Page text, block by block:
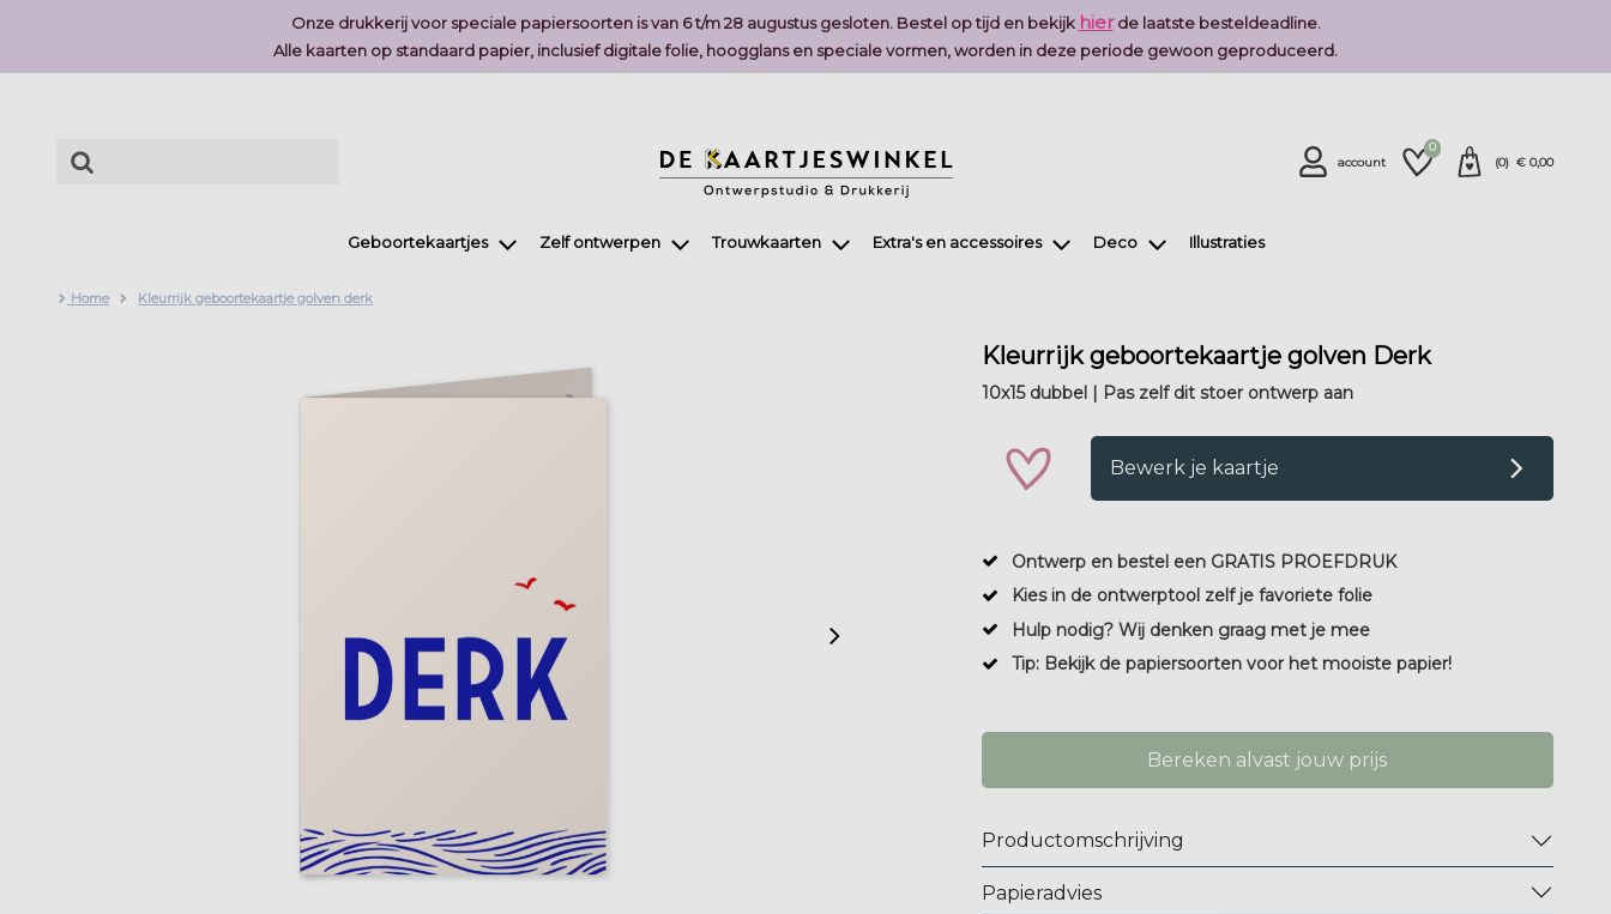
Onze drukkerij voor speciale papiersoorten is van 6 t/m 28 augustus gesloten. Bestel op tijd en bekijk hierde laatste besteldeadline.
Alle kaarten op standaard papier, inclusief digitale folie, hoogglans en speciale vormen, worden in deze periode gewoon geproduceerd.
account
0
(0) € 0,00
Geboortekaartjes Zelf ontwerpen Trouwkaarten Extra's en accessoires Deco Illustraties
Home Kleurrijk geboortekaartje golven derk
Kleurrijk geboortekaartje golven Derk
10x15 dubbel | Pas zelf dit stoer ontwerp aan
Bewerk je kaartje
Ontwerp en bestel een GRATIS PROEFDRUK
Kies in de ontwerptool zelf je favoriete folie
Hulp nodig? Wij denken graag met je mee
Tip: Bekijk de papiersoorten voor het mooiste papier!
Bereken alvast jouw prijs
Productomschrijving
Papieradvies